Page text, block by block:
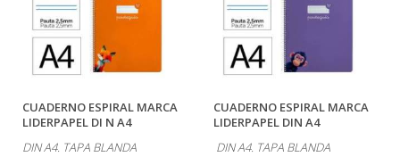
CUADERNO ESPIRAL MARCA
LIDERPAPEL DI N A4
DIN A4. TAPA BLANDA
CUADERNO ESPIRAL MARCA
LIDERPAPEL DIN A4
DIN A4. TAPA BLANDA